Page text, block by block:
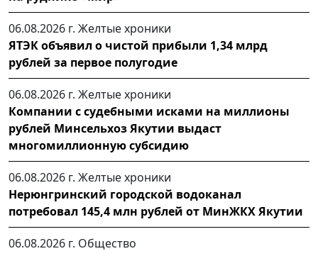
06.08.2026 г. Желтые хроники
ЯТЭК объявил о чистой прибыли 1,34 млрд
рублей за первое полугодие
06.08.2026 г. Желтые хроники
Компании с судебными исками на миллионы
рублей Минсельхоз Якутии выдаст
многомиллионную субсидию
06.08.2026 г. Желтые хроники
Нерюнгринский городской водоканал
потребовал 145,4 млн рублей от МинЖКХ Якутии
06.08.2026 г. Общество